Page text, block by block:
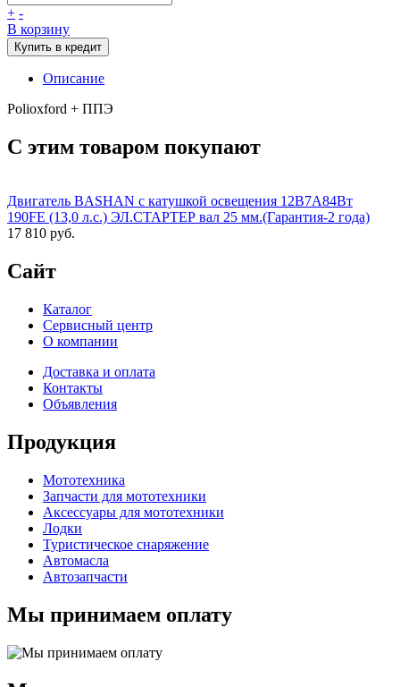
+ -
В корзину
Купить в кредит
Описание
Polioxford + ППЭ
С этим товаром покупают
Двигатель BASHAN с катушкой освещения 12В7А84Вт
190FE (13,0 л.с.) ЭЛ.СТАРТЕР вал 25 мм.(Гарантия-2 года)
17 810 руб.
Сайт
Каталог
Сервисный центр
О компании
Доставка и оплата
Контакты
Объявления
Продукция
Мототехника
Запчасти для мототехники
Аксессуары для мототехники
Лодки
Туристическое снаряжение
Автомасла
Автозапчасти
Мы принимаем оплату